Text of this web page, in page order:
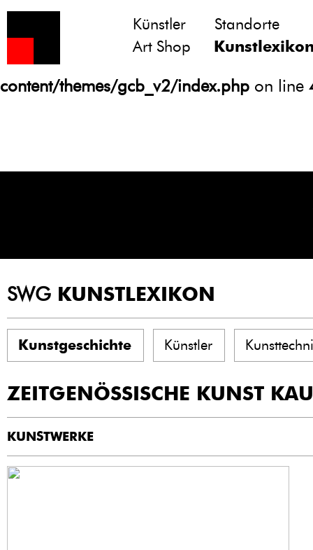
Notice
: Undefined variable: atts in
/homepages/21/d13550920/htdocs/
content/themes/gcb_v2/index.php on line
Künstler
Standorte
Art Shop
SWG KUNSTLEXIKON
Kunstgeschichte Künstler
ZEITGENÖSSISCHE KUNST
KUNSTWERKE